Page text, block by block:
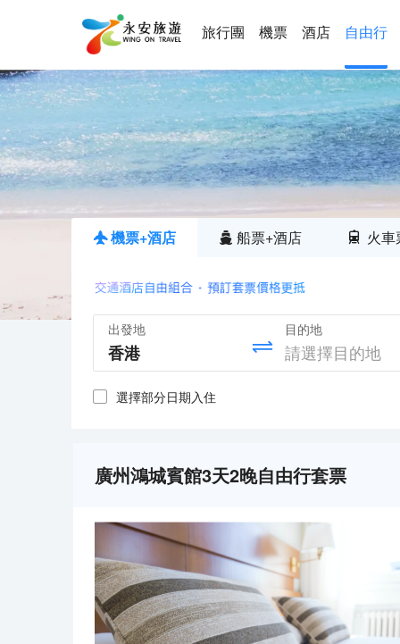
旅行團 機票 酒店 自由行
機票+酒店 船票+酒店 火車
出發地 目的地
選擇部分日期入住
廣州鴻城賓館3天2晚自由行套票